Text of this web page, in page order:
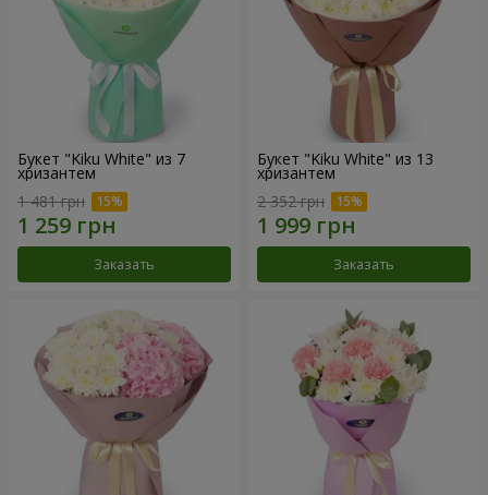
Букет "Kiku White" из 7
хризантем
1 481 грн
Заказать
Букет "Kiku White" из 13
хризантем
2 352 грн
Заказать